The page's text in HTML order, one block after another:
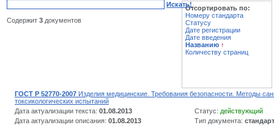
Искать!
Содержит 3 документов
Отсортировать по:
Номеру стандарта
Статусу
Дате регистрации
Дате введения
Названию ↑
Количеству страниц
ГОСТ Р 52770-2007 Изделия медицинские. Требования безопасности. Методы
токсикологических испытаний
Дата актуализации текста: 01.08.2013 Статус: действующий
Дата актуализации описания: 01.08.2013 Тип документа: стандарт